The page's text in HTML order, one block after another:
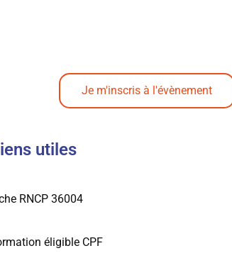
Je m'inscris à l'évènement
utiles
RNCP 36004
éligible CPF